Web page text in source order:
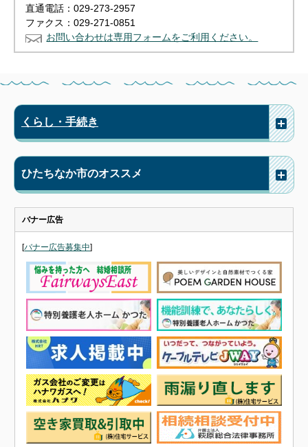
直通電話：029-273-2957
ファクス：029-271-0851
お問い合わせは専用フォームをご利用ください。
くらし・手続き
ひたちなか市のオススメ
バナー広告
[バナー広告募集中]